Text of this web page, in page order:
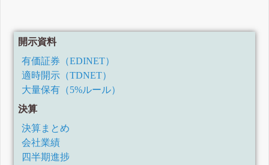
開示資料
有価証券（EDINET）
適時開示（TDNET）
大量保有（5%ルール）
決算
決算まとめ
会社業績
四半期進捗